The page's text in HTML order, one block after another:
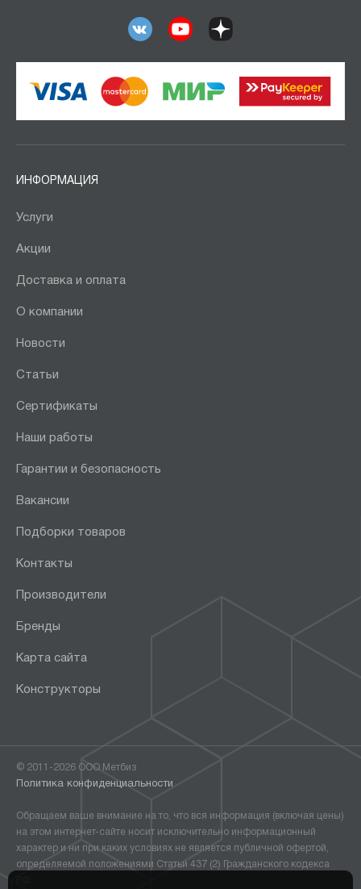
ИНФОРМАЦИЯ
Услуги
Акции
Доставка и оплата
О компании
Новости
Статьи
Сертификаты
Наши работы
Гарантии и безопасность
Вакансии
Подборки товаров
Контакты
Производители
Бренды
Карта сайта
Конструкторы
© 2011-2026 ООО Метбиз
Политика конфиденциальности
Обращаем ваше внимание на то, что вся информация (включая цены)
на этом интернет-сайте носит исключительно информационный
характер и ни при каких условиях не является публичной офертой,
определяемой положениями Статьи 437 (2) Гражданского кодекса